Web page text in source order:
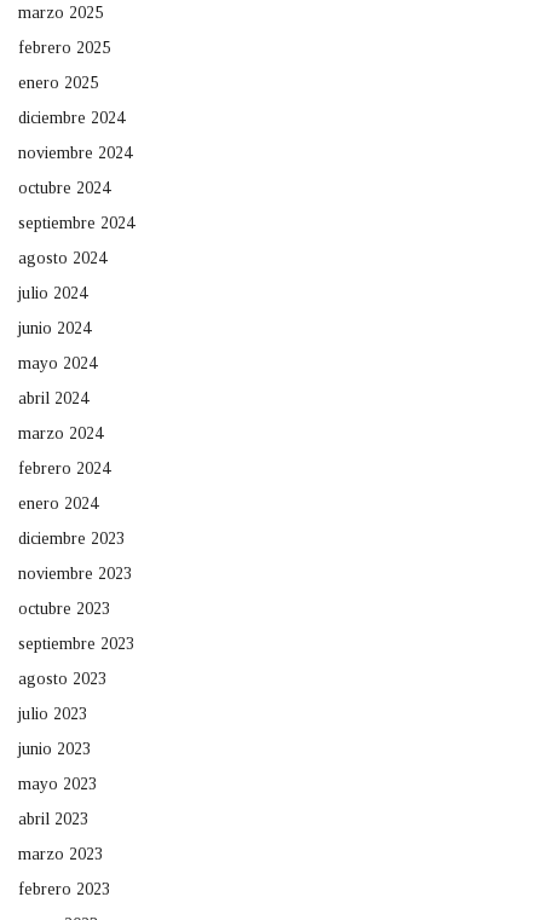
marzo 2025
febrero 2025
enero 2025
diciembre 2024
noviembre 2024
octubre 2024
septiembre 2024
agosto 2024
julio 2024
junio 2024
mayo 2024
abril 2024
marzo 2024
febrero 2024
enero 2024
diciembre 2023
noviembre 2023
octubre 2023
septiembre 2023
agosto 2023
julio 2023
junio 2023
mayo 2023
abril 2023
marzo 2023
febrero 2023